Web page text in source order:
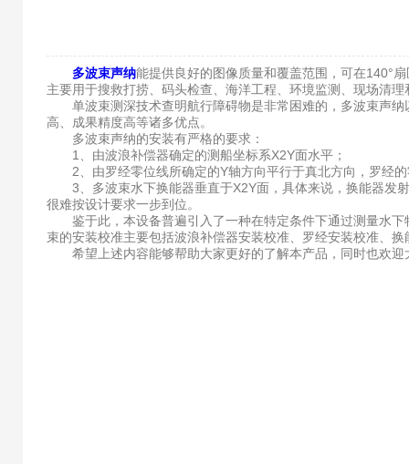
多波束声纳能提供良好的图像质量和覆盖范围，可在140°
主要用于搜救打捞、码头检查、海洋工程、环境监测、现场清
单波束测深技术查明航行障碍物是非常困难的，多波束声纳
高、成果精度高等诸多优点。
多波束声纳的安装有严格的要求：
1、由波浪补偿器确定的测船坐标系X2Y面水平；
2、由罗经零位线所确定的Y轴方向平行于真北方向，罗经的
3、多波束水下换能器垂直于X2Y面，具体来说，换能器发射
很难按设计要求一步到位。
鉴于此，本设备普遍引入了一种在特定条件下通过测量水下
束的安装校准主要包括波浪补偿器安装校准、罗经安装校准、
希望上述内容能够帮助大家更好的了解本产品，同时也欢迎